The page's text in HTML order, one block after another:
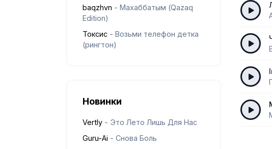
baqzhvn - Махаббатым (Qazaq
Edition)
Токсис - Возьми телефон детка
(рингтон)
Новинки
Vertly - Это Лето Лишь Для Нас
Guru-Ai - Снова Боль